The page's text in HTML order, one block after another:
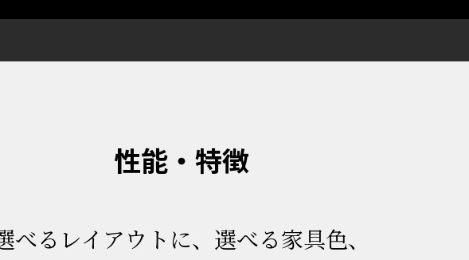
性能・特徴
べるレイアウトに、選べる家具色、